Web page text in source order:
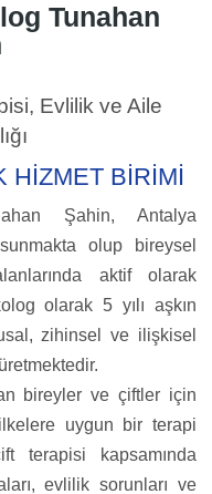
Tunahan
Evlilik ve Aile
HİZMET BİRİMİ
Şahin, Antalya
olup bireysel
aktif olarak
olarak 5 yılı aşkın
zihinsel ve ilişkisel
bireyler ve çiftler için
uygun bir terapi
terapisi kapsamında
evlilik sorunları ve